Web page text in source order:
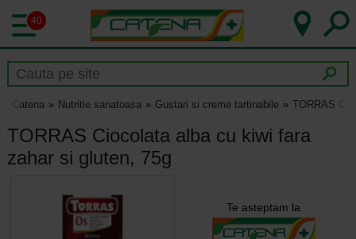
40
Catena Nutritie sanatoasa Gustari si creme tartinabile TORRAS
TORRAS Ciocolata alba cu kiwi fara
zahar si gluten, 75g
Te asteptam la